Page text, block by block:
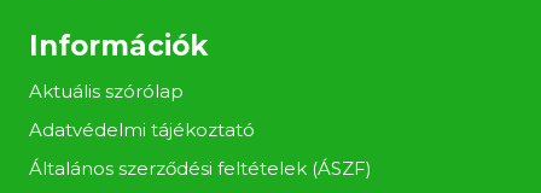
Információk
Aktuális szórólap
Adatvédelmi tájékoztató
Általános szerződési feltételek (ÁSZF)